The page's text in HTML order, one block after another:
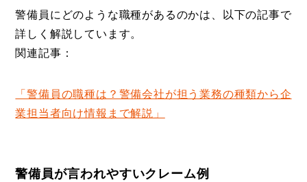
警備員にどのような職種があるのかは、以下の記事で
詳しく解説しています。
関連記事：
「警備員の職種は？警備会社が担う業務の種類から企
業担当者向け情報まで解説」
警備員が言われやすいクレーム例